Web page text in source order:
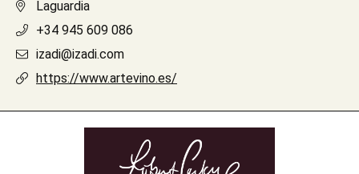
Laguardia
+34 945 609 086
izadi@izadi.com
https://www.artevino.es/